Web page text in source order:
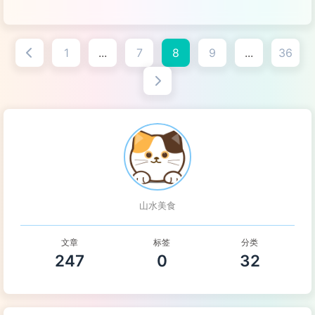
阅读全文...
1
... 7 8 9 ... 36
山水美食
文章
247
标签
0
分类
32